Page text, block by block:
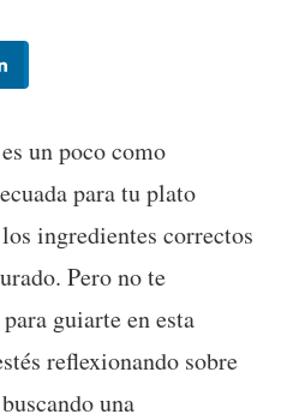
un poco como
para tu plato
ingredientes correctos
Pero no te
guiarte en esta
reflexionando sobre
una